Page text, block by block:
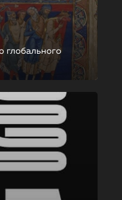
глобального